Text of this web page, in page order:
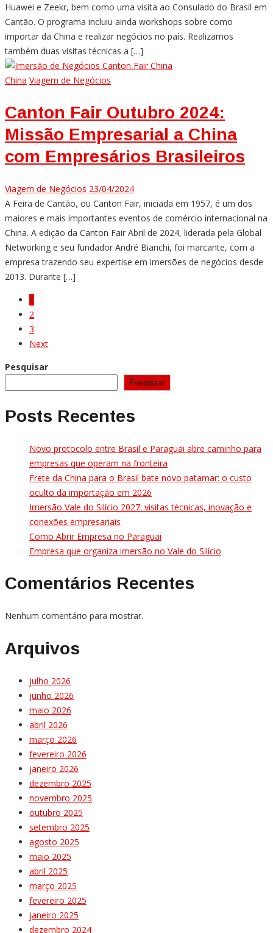
Huawei e Zeekr, bem como uma visita ao Consulado do Brasil em
Cantão. O programa incluiu ainda workshops sobre como
importar da China e realizar negócios no país. Realizamos
também duas visitas técnicas a […]
China Viagem de Negócios
Canton Fair Outubro 2024:
Missão Empresarial a China
com Empresários Brasileiros
Viagem de Negócios 23/04/2024
A Feira de Cantão, ou Canton Fair, iniciada em 1957, é um dos
maiores e mais importantes eventos de comércio internacional na
China. A edição da Canton Fair Abril de 2024, liderada pela Global
Networking e seu fundador André Bianchi, foi marcante, com a
empresa trazendo seu expertise em imersões de negócios desde
2013. Durante […]
1
2
3
Next
Pesquisar
Pesquisar
Posts Recentes
Novo protocolo entre Brasil e Paraguai abre caminho para
empresas que operam na fronteira
Frete da China para o Brasil bate novo patamar: o custo
oculto da importação em 2026
Imersão Vale do Silício 2027: visitas técnicas, inovação e
conexões empresariais
Como Abrir Empresa no Paraguai
Empresa que organiza imersão no Vale do Silício
Comentários Recentes
Nenhum comentário para mostrar.
Arquivos
julho 2026
junho 2026
maio 2026
abril 2026
março 2026
fevereiro 2026
janeiro 2026
dezembro 2025
novembro 2025
outubro 2025
setembro 2025
agosto 2025
maio 2025
abril 2025
março 2025
fevereiro 2025
janeiro 2025
dezembro 2024